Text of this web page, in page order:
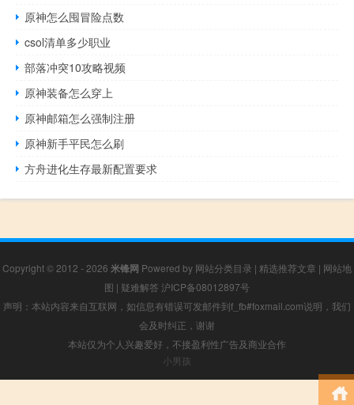
原神怎么囤冒险点数
csol清单多少职业
部落冲突10攻略视频
原神装备怎么穿上
原神邮箱怎么强制注册
原神新手平民怎么刷
方舟进化生存最新配置要求
Copyright © 2012 - 2026 米锋网 Powered by 网站分类目录 | 精选推荐文章 | 网站地
图 | 疑难解答 沪ICP备08012897号
声明：本站内容来自互联网，如信息有错误可发邮件到f_fb#foxmail.com说明，我们
会及时纠正，谢谢
本站仅为个人兴趣爱好，不接盈利性广告及商业合作
小男孩